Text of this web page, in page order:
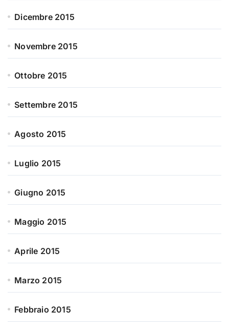
Dicembre 2015
Novembre 2015
Ottobre 2015
Settembre 2015
Agosto 2015
Luglio 2015
Giugno 2015
Maggio 2015
Aprile 2015
Marzo 2015
Febbraio 2015